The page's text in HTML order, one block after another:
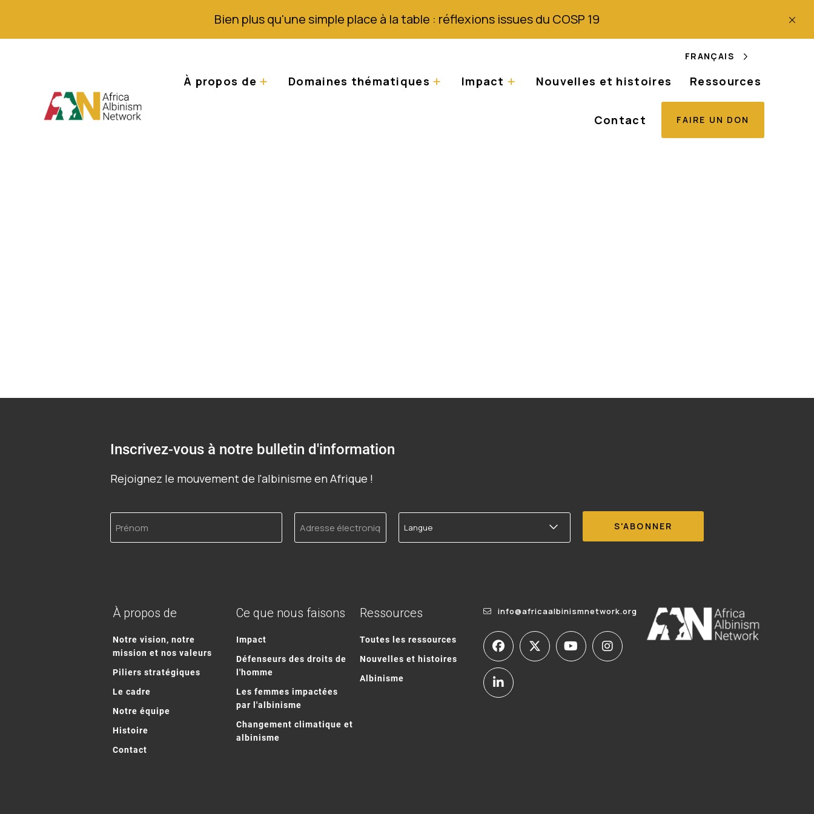
Bien plus qu'une simple place à la table : réflexions issues du COSP 19
FRANÇAIS
À propos de Domaines thématiques Impact Nouvelles et histoires Ressources
Contact FAIRE UN DON
Inscrivez-vous à notre bulletin d'information
Rejoignez le mouvement de l'albinisme en Afrique !
Prénom
Adresse
électronique
Langue
À propos de
Notre vision, notre
mission et nos valeurs
Piliers stratégiques
Le cadre
Notre équipe
Histoire
Contact
Ce que nous faisons
Impact
Défenseurs des droits de
l'homme
Les femmes impactées
par l'albinisme
Changement climatique et
albinisme
Ressources
Toutes les ressources
Nouvelles et histoires
Albinisme
info@africaalbinismnetwork.org